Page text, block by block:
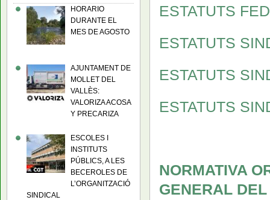
ESTATUTS
ESTATUTS
ESTATUTS
ESTATUTS
NORMATIVA
GENERAL
HORARIO
DURANTE EL
MES DE AGOSTO
AJUNTAMENT DE
MOLLET DEL
VALLÈS:
VALORIZA ACOSA
Y PRECARIZA
ESCOLES I
INSTITUTS
PÚBLICS, A LES
BECEROLES DE
L’ORGANITZACIÓ
SINDICAL